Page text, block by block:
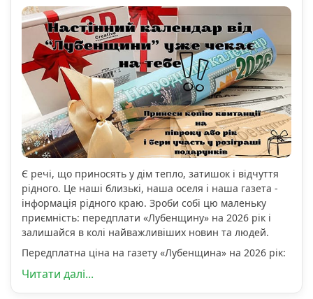
Є речі, що приносять у дім тепло, затишок і відчуття
рідного. Це наші близькі, наша оселя і наша газета -
інформація рідного краю. Зроби собі цю маленьку
приємність: передплати «Лубенщину» на 2026 рік і
залишайся в колі найважливіших новин та людей.
Передплатна ціна на газету «Лубенщина» на 2026 рік:
Читати далі...